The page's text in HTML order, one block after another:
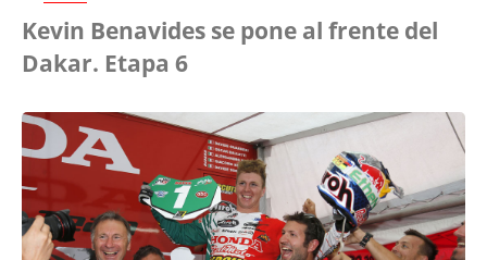
Kevin Benavides se pone al frente del
Dakar. Etapa 6